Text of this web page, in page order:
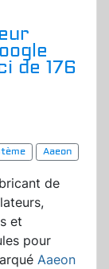
de 176
Aaeon
de
et
pour
Aaeon